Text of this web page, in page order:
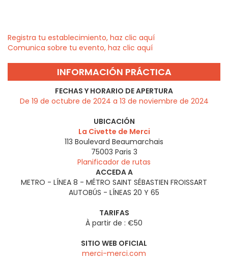
Registra tu establecimiento, haz clic aquí
Comunica sobre tu evento, haz clic aquí
INFORMACIÓN PRÁCTICA
FECHAS Y HORARIO DE APERTURA
De 19 de octubre de 2024 a 13 de noviembre de 2024
UBICACIÓN
La Civette de Merci
113 Boulevard Beaumarchais
75003 Paris 3
Planificador de rutas
ACCEDA A
METRO - LÍNEA 8 - MÉTRO SAINT SÉBASTIEN FROISSART
AUTOBÚS - LÍNEAS 20 Y 65
TARIFAS
À partir de : €50
SITIO WEB OFICIAL
merci-merci.com